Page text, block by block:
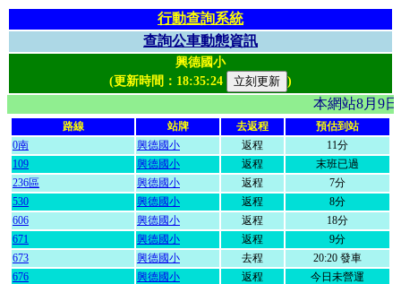
行動查詢系統
查詢公車動態資訊
興德國小
(更新時間： 18:35:24 )
本網站8月9
路線 站牌 去返程
預估到站
0南
興德國小 返程
11分
109
興德國小 返程
末班已過
236區
興德國小 返程
7分
530
興德國小 返程
8分
606
興德國小 返程
18分
671
興德國小 返程
9分
673
興德國小 去程
20:20 發車
676
興德國小 返程
今日未營運